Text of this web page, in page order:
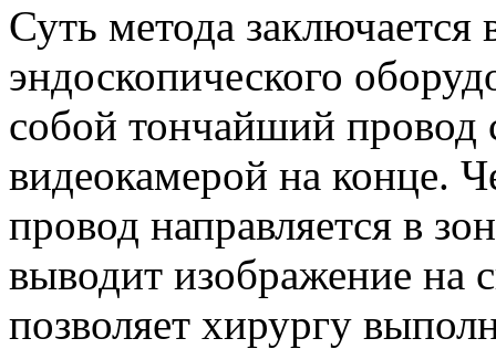
Суть метода заключается
эндоскопического
собой тончайший провод
видеокамерой на конце.
провод направляется в
выводит изображение на
позволяет хирургу